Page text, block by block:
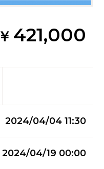
￥ 421,000
2024/04/04 11:30
2024/04/19 00:00